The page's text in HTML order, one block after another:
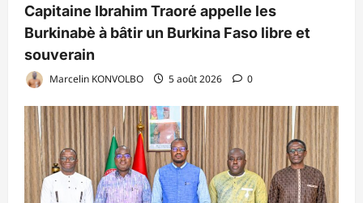
Capitaine Ibrahim Traoré appelle les
Burkinabè à bâtir un Burkina Faso libre et
souverain
Marcelin KONVOLBO 5 août 2026 0